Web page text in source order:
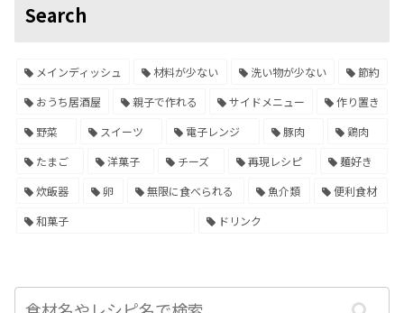
Search
メインディッシュ 材料が少ない 洗い物が少ない
節約
おうち居酒屋
親子で作れる サイドメニュー
作り置き
野菜
スイーツ 電子レンジ 豚肉
鶏肉
たまご
洋菓子 チーズ 再現レシピ
麺好き
炊飯器
卵 無限に食べられる 魚介類
便利食材
和菓子
ドリンク